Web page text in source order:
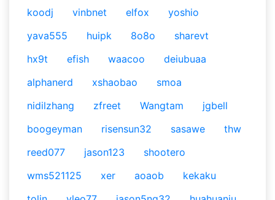
koodj
vinbnet elfox
yoshio
yava555
huipk 8o8o
sharevt
hx9t
efish waacoo
deiubuaa
alphanerd
xshaobao
smoa
nidilzhang
zfreet Wangtam
jgbell
boogeyman
risensun32 sasawe
thw
reed077
jason123
shootero
wms521125
xer aoaob
kekaku